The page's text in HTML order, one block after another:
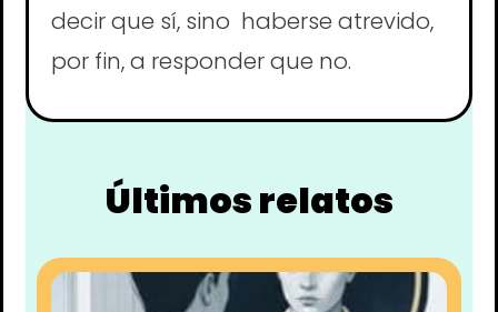
decir que sí, sino haberse atrevido,
por fin, a responder que no.
Últimos relatos